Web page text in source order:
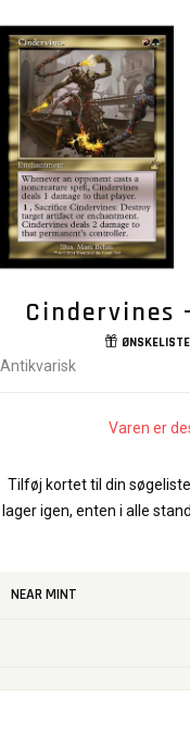
Cindervines
ØNSKELISTE
Antikvarisk
Varen er
Tilføj kortet til din
lager igen, enten i alle
NEAR MINT